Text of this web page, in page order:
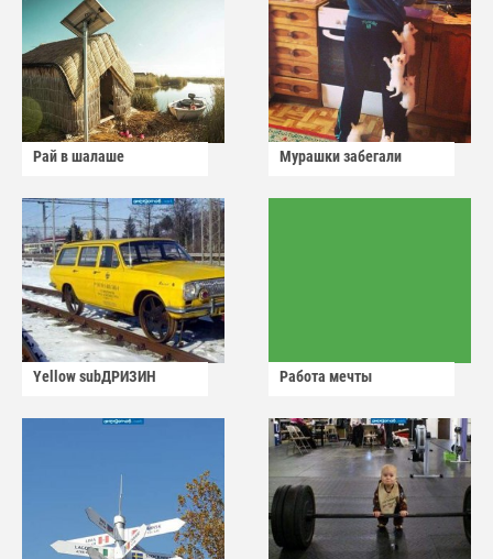
Рай в шалаше Мурашки забегали
Yellow subДРИЗИН Работа мечты